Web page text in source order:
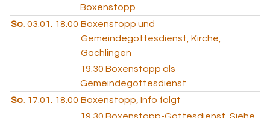
Boxenstopp
So. 03.01. 18.00 Boxenstopp und
Gemeindegottesdienst, Kirche,
Gächlingen
19.30 Boxenstopp als
Gemeindegottesdienst
So. 17.01. 18.00 Boxenstopp, Info folgt